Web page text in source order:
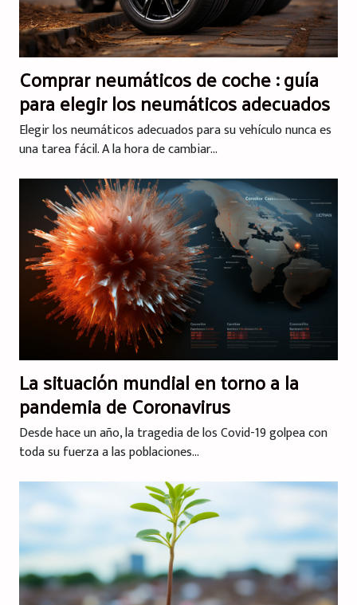
Comprar neumáticos de coche : guía
para elegir los neumáticos adecuados
Elegir los neumáticos adecuados para su vehículo nunca es
una tarea fácil. A la hora de cambiar...
La situación mundial en torno a la
pandemia de Coronavirus
Desde hace un año, la tragedia de los Covid-19 golpea con
toda su fuerza a las poblaciones...